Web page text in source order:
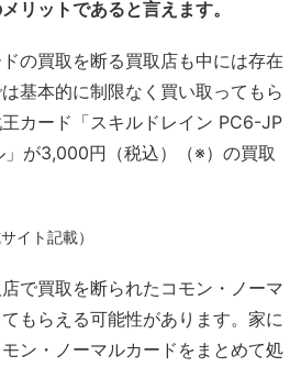
リットであると言えます。
の買取を断る買取店も中には存在
基本的に制限なく買い取ってもら
カード「スキルドレイン PC6-JP
が3,000円（税込）（※）の買取
イト記載）
で買取を断られたコモン・ノーマ
もらえる可能性があります。家に
ン・ノーマルカードをまとめて処